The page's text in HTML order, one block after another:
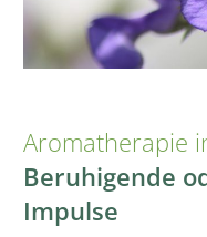
Aromatherapie
Beruhigende
Impulse